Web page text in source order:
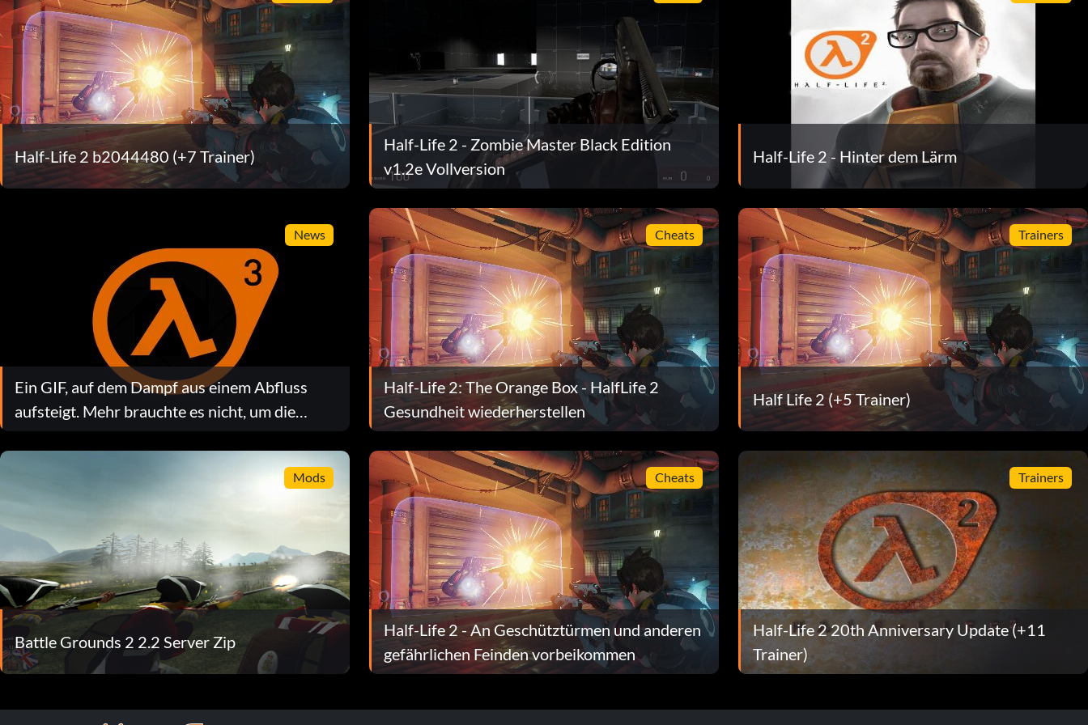
Half-Life 2 b2044480 (+7 Trainer)
Half-Life 2 - Zombie Master Black Edition
v1.2e Vollversion
Half-Life 2 - Hinter dem Lärm
News
Ein GIF, auf dem Dampf aus einem Abfluss
aufsteigt. Mehr brauchte es nicht, um die
Cheats
Half-Life 2: The Orange Box - HalfLife 2
Gesundheit wiederherstellen
Trainers
Half Life 2 (+5 Trainer)
Mods
Battle Grounds 2 2.2 Server Zip
Cheats
Half-Life 2 - An Geschütztürmen und anderen
gefährlichen Feinden vorbeikommen
Trainers
Half-Life 2 20th Anniversary Update (+11
Trainer)